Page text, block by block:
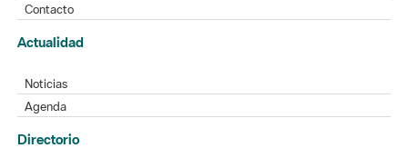
Contacto
Actualidad
Noticias
Agenda
Directorio